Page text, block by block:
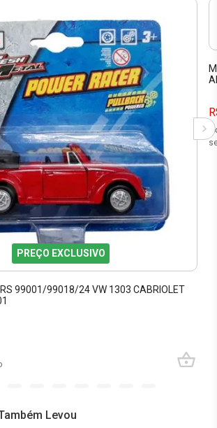
PREÇO EXCLUSIVO
99001/99018/24 VW 1303 CABRIOLET
Levou